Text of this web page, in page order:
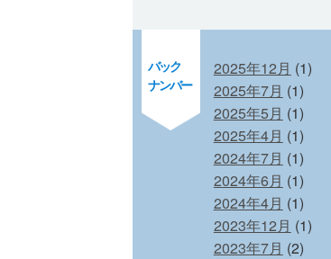
バック
ナンバー
2025年12月 (1)
2025年7月 (1)
2025年5月 (1)
2025年4月 (1)
2024年7月 (1)
2024年6月 (1)
2024年4月 (1)
2023年12月 (1)
2023年7月 (2)